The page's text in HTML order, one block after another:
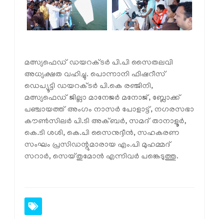
മത്സ്യഫെഡ് ഡയറക്ടർ പി.പി സൈതലവി
അധ്യക്ഷത വഹിച്ചു. പൊന്നാനി ഫിഷറീസ്
ഡെപ്യൂട്ടി ഡയറക്ടർ പി.കെ രഞ്ജിനി,
മത്സ്യഫെഡ് ജില്ലാ മാനേജർ മനോജ്, ബ്ലോക്ക്
പഞ്ചായത്ത് അംഗം നാസർ പോളാട്ട്, നഗരസഭാ
കൗൺസിലർ പി.ടി അക്ബർ, സമദ് താനാളൂർ,
കെ.ടി ശശി, കെ.പി സൈനുദ്ദീൻ, സഹകരണ
സംഘം പ്രസിഡന്റുമാരായ എം.പി മുഹമ്മദ്
സറാർ, സെയ്തുമോൻ എന്നിവർ പങ്കെടുത്തു.